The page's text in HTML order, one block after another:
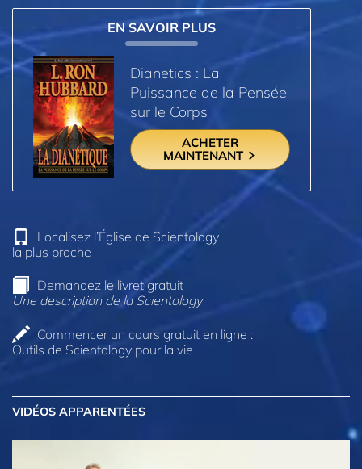
EN SAVOIR PLUS
Dianetics : La
Puissance de la Pensée
sur le Corps
ACHETER
MAINTENANT
Localisez l’Église de Scientology
la plus proche
Demandez le livret gratuit
Une description de la Scientology
Commencer un cours gratuit en ligne :
Outils de Scientology pour la vie
VIDÉOS APPARENTÉES